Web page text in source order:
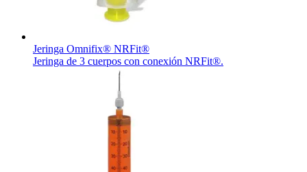
Jeringa Omnifix® NRFit®
Jeringa de 3 cuerpos con conexión NRFit®.